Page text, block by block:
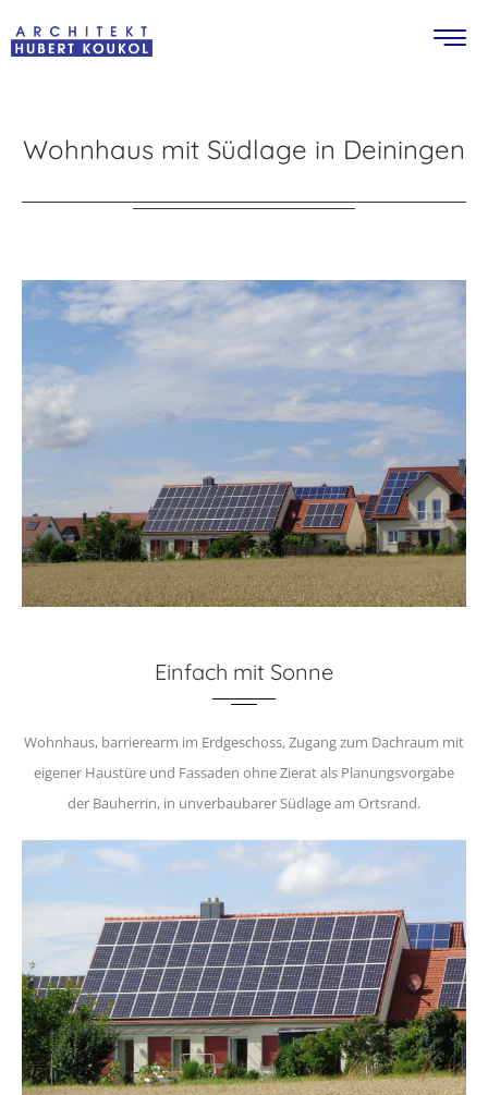
Wohnhaus mit Südlage in Deiningen
Einfach mit Sonne
Wohnhaus, barrierearm im Erdgeschoss, Zugang zum Dachraum mit
eigener Haustüre und Fassaden ohne Zierat als Planungsvorgabe
der Bauherrin, in unverbaubarer Südlage am Ortsrand.